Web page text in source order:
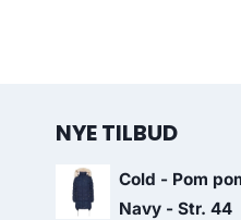
NYE TILBUD
Cold - Pom
Navy - Str. 44